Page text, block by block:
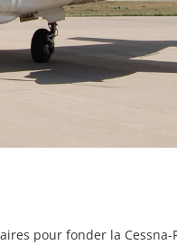
pour fonder la